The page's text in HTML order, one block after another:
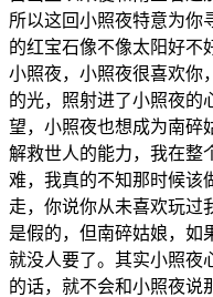
所以这回小照夜特意为你
的红宝石像不像太阳好不
小照夜，小照夜很喜欢你
的光，照射进了小照夜的
望，小照夜也想成为南碎
解救世人的能力，我在整
难，我真的不知那时候该
走，你说你从未喜欢玩过
是假的，但南碎姑娘，如
就没人要了。其实小照夜
的话，就不会和小照夜说